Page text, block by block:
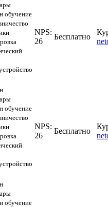
обучение
NPS:
26
Бесплатно
обучение
NPS:
26
Бесплатно
обучение